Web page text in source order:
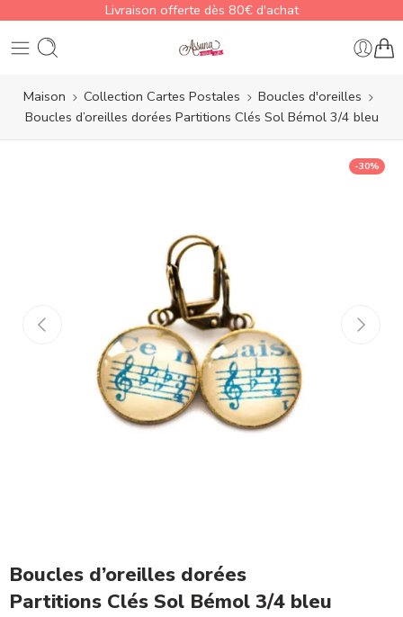
Livraison offerte dès 80€ d'achat
Maison Collection Cartes Postales
Boucles d'oreilles
Boucles d’oreilles dorées Partitions Clés Sol Bémol 3/4 bleu
-30%
Boucles d’oreilles dorées
Partitions Clés Sol Bémol 3/4 bleu